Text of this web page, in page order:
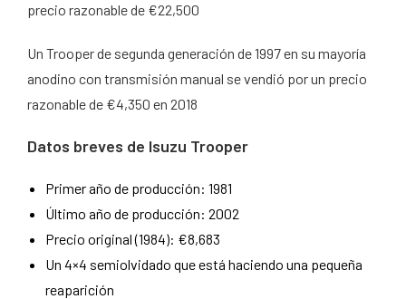
precio razonable de €22,500
Un Trooper de segunda generación de 1997 en su mayoría
anodino con transmisión manual se vendió por un precio
razonable de €4,350 en 2018
Datos breves de Isuzu Trooper
Primer año de producción: 1981
Último año de producción: 2002
Precio original (1984): €8,683
Un 4×4 semiolvidado que está haciendo una pequeña
reaparición